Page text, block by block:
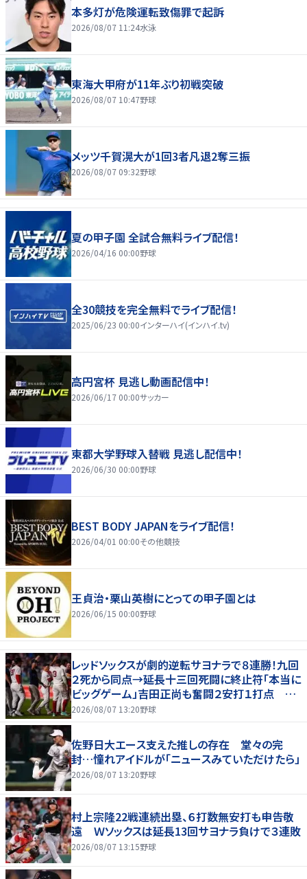
本多灯が危険運転致傷罪で起訴
2026/08/07 11:24水泳
東海大甲府が11年ぶり初戦突破
2026/08/07 10:47野球
メッツ千賀滉大が1回3者凡退2奪三振
2026/08/07 09:32野球
夏の甲子園 全試合無料ライブ配信！
2026/04/16 00:00野球
全30競技を完全無料でライブ配信！
2025/06/23 00:00インターハイ(インハイ.tv)
高円宮杯 見逃し動画配信中！
2026/06/17 00:00サッカー
東都大学野球入替戦 見逃し配信中！
2026/06/30 00:00野球
BEST BODY JAPANをライブ配信！
2026/04/01 00:00その他競技
王貞治・栗山英樹にとっての甲子園とは
2026/06/15 00:00野球
レッドソックスが劇的逆転サヨナラで８連勝！九回
２死から同点→延長十三回死闘に終止符「本当に
ビッグゲーム」吉田正尚も奮闘２安打１打点 本
拠地熱狂
2026/08/07 13:20野球
佐野日大エース支えた推しの存在 堂々の完
封…憧れアイドルが「ニュースみていただけたら」
2026/08/07 13:20野球
村上宗隆22戦連続出塁、６打数無安打も申告敬
遠 Ｗソックスは延長13回サヨナラ負けで３連敗
2026/08/07 13:15野球